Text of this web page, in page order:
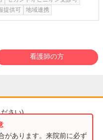
提供可
地域連携
看護師の方
さい)
があります。来院前に必ず